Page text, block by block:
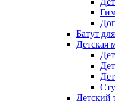
Батут
Детская
Детский